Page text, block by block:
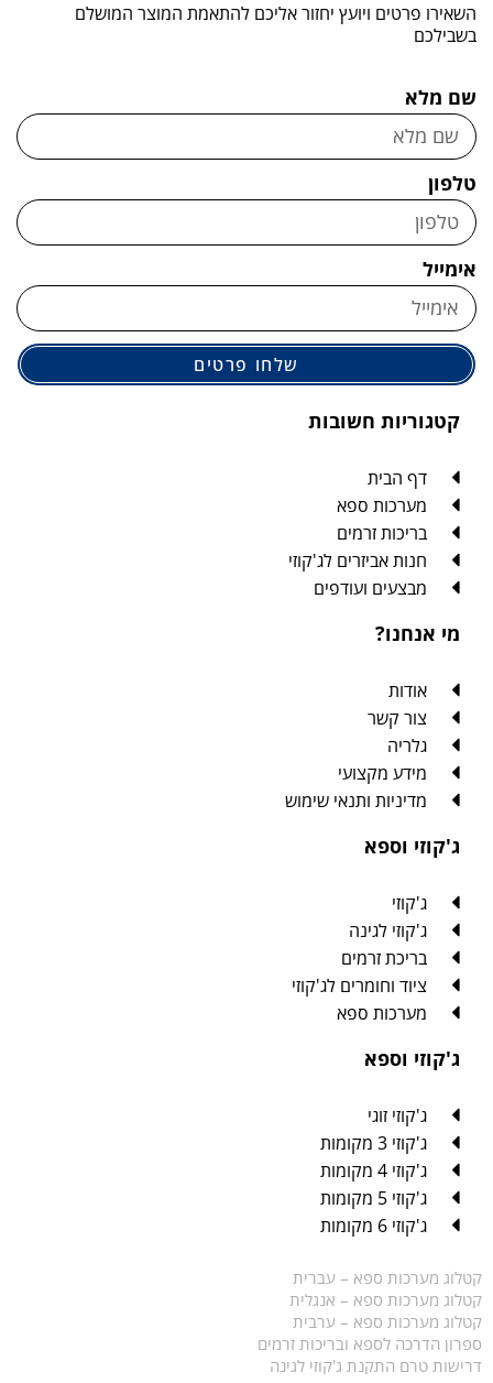
השאירו פרטים ויועץ יחזור אליכם להתאמת המוצר המושלם
בשבילכם
שם מלא
טלפון
אימייל
שלחו פרטים
קטגוריות חשובות
דף הבית
מערכות ספא
בריכות זרמים
חנות אביזרים לג'קוזי
מבצעים ועודפים
מי אנחנו?
אודות
צור קשר
גלריה
מידע מקצועי
מדיניות ותנאי שימוש
ג'קוזי וספא
ג'קוזי
ג'קוזי לגינה
בריכת זרמים
ציוד וחומרים לג'קוזי
מערכות ספא
ג'קוזי וספא
ג'קוזי זוגי
ג'קוזי 3 מקומות
ג'קוזי 4 מקומות
ג'קוזי 5 מקומות
ג'קוזי 6 מקומות
קטלוג מערכות ספא – עברית
קטלוג מערכות ספא – אנגלית
קטלוג מערכות ספא – ערבית
ספרון הדרכה לספא ובריכות זרמים
דרישות טרם התקנת ג'קוזי לגינה